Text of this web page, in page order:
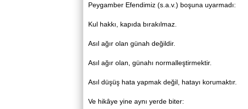
Peygamber Efendimiz (s.a.v.) boşuna uyarmadı:
Kul hakkı, kapıda bırakılmaz.
Asıl ağır olan günah değildir.
Asıl ağır olan, günahı normalleştirmektir.
Asıl düşüş hata yapmak değil, hatayı korumaktır.
Ve hikâye yine aynı yerde biter: